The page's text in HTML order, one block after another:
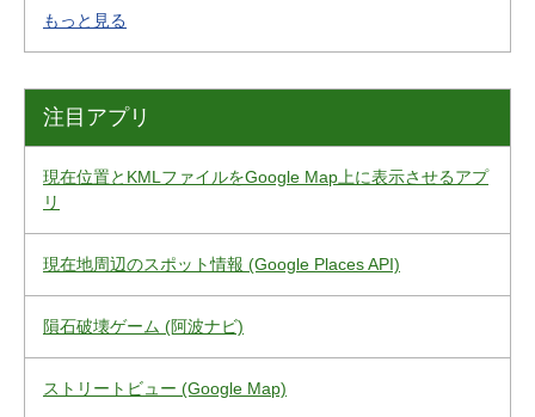
もっと見る
注目アプリ
現在位置とKMLファイルをGoogle Map上に表示させるアプ
リ
現在地周辺のスポット情報 (Google Places API)
隕石破壊ゲーム (阿波ナビ)
ストリートビュー (Google Map)